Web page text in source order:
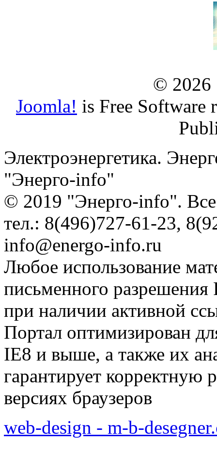
© 2026
Joomla! is Free Software
Электроэнергетика.
"Энерго-info"
© 2019 "Энерго-info".
тел.: 8(496)727-61-23,
info@energo-info.ru
Любое использование
письменного разрешения
при наличии активной
Портал оптимизирован
IE8 и выше, а также их
гарантирует корректную
версиях браузеров
web-design - m-b-